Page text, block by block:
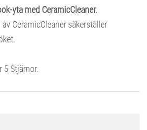
yta med CeramicCleaner.
CeramicCleaner säkerställer
5 Stjärnor.